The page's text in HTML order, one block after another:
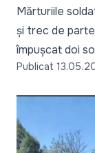
Mărturiile
și trec de
împușcat doi
Publicat